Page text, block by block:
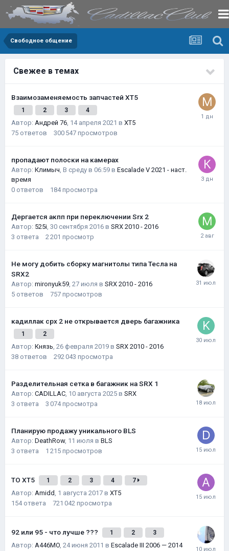
Свободное общение
Свежее в темах
Взаимозаменяемость запчастей XT5
1 2 3 4
Автор: Андрей 76, 14 апреля 2021 в XT5
75 ответов 300 547 просмотров
пропадают полоски на камерах
Автор: Климыч, В среду в 06:59 в Escalade V 2021 - наст.
время
0 ответов 184 просмотра
Дергается акпп при переключении Srx 2
Автор: 525i, 30 сентября 2016 в SRX 2010 - 2016
3 ответа 2 201 просмотр
Не могу добить сборку магнитолы типа Тесла на
SRX2
Автор: mironyuk59, 27 июля в SRX 2010 - 2016
5 ответов 757 просмотров
кадиллак срх 2 не открывается дверь багажника
1 2
Автор: Князь, 26 февраля 2019 в SRX 2010 - 2016
38 ответов 292 043 просмотра
Разделительная сетка в багажник на SRX 1
Автор: CADILLAC, 10 августа 2025 в SRX
3 ответа 3 074 просмотра
Планирую продажу уникального BLS
Автор: DeathRow, 11 июля в BLS
3 ответа 1 215 просмотров
ТО XT5 1 2 3 4 7
Автор: Amidd, 1 августа 2017 в XT5
154 ответа 721 042 просмотра
92 или 95 - что лучше ??? 1 2 3
Автор: A446MO, 24 июня 2011 в Escalade III 2006 — 2014